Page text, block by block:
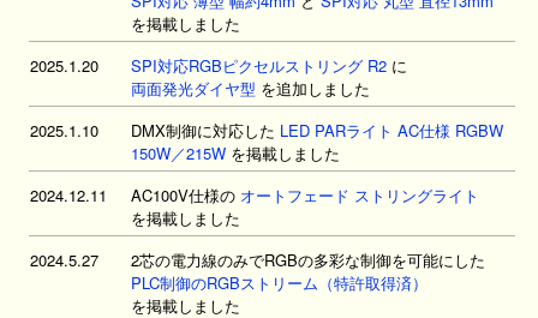
を掲載しました
2025.1.20
SPI対応RGBピクセルストリング R2 に
両面発光ダイヤ型 を追加しました
2025.1.10
DMX制御に対応した LED PARライト AC仕様 RGBW
150W／215W を掲載しました
2024.12.11
AC100V仕様の オートフェード ストリングライト
を掲載しました
2024.5.27
2芯の電力線のみでRGBの多彩な制御を可能にした
PLC制御のRGBストリーム（特許取得済）
を掲載しました